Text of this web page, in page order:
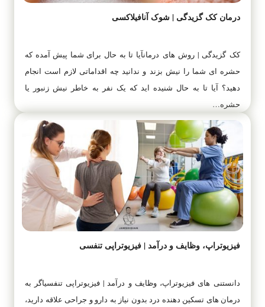
درمان کک گزیدگی | شوک آنافیلاکسی
کک گزیدگی | روش های درمانآیا تا به حال برای شما پیش آمده که
حشره ای شما را نیش بزند و ندانید چه اقداماتی لازم است انجام
دهید؟ آیا تا به حال شنیده اید که یک نفر به خاطر نیش زنبور یا
حشره…
فیزیوتراپ، وظایف و درآمد | فیزیوتراپی تنفسی
دانستنی های فیزیوتراپ، وظایف و درآمد | فیزیوتراپی تنفسیاگر به
درمان های تسکین دهنده درد بدون نیاز به دارو و جراحی علاقه دارید،